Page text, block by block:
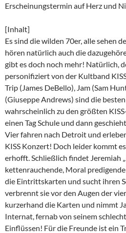
Erscheinungstermin auf Herz und
[Inhalt]
Es sind die wilden 70er, alle sehen
hören natürlich auch die
gibt es doch noch mehr! Natürlich,
personifiziert von der Kultband
Trip (James DeBello), Jam (Sam
(Giuseppe Andrews) sind die
wahrscheinlich zu den größten
einen Tag Schule und dann
Vier fahren nach Detroit und
KISS Konzert! Doch leider kommt
erhofft. Schließlich findet Jeremiah
kettenrauchende, Moral predigende
die Eintrittskarten und sucht ihren
verbrennt sie vor den Augen der
kurzerhand die Karten und nimmt
Internat, fernab von seinem
Einflüssen! Für die Freunde ist ein